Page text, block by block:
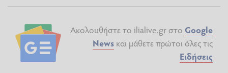
Ακολουθήστε το ilialive.gr στο Google
News και μάθετε πρώτοι όλες τις
Ειδήσεις